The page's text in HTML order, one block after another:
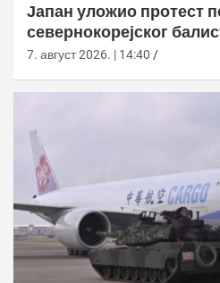
Јапан уложио протест
севернокорејског
7. август 2026. | 14:40